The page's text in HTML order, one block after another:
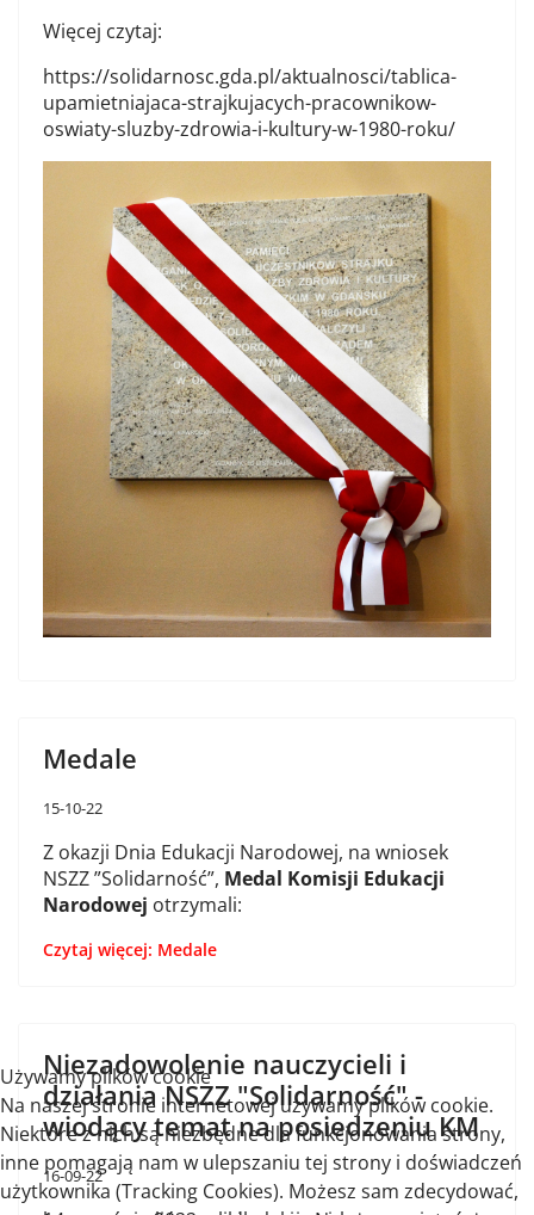
Więcej czytaj:
https://solidarnosc.gda.pl/aktualnosci/tablica-
upamietniajaca-strajkujacych-pracownikow-
oswiaty-sluzby-zdrowia-i-kultury-w-1980-roku/
Medale
15-10-22
Z okazji Dnia Edukacji Narodowej, na wniosek
NSZZ ”Solidarność”, Medal Komisji Edukacji
Narodowej otrzymali:
Czytaj więcej: Medale
Niezadowolenie nauczycieli i
działania NSZZ "Solidarność" -
wiodący temat na posiedzeniu KM
16-09-22
Używamy plików cookie
Na naszej stronie internetowej używamy plików cookie.
Niektóre z nich są niezbędne dla funkcjonowania strony,
inne pomagają nam w ulepszaniu tej strony i doświadczeń
użytkownika (Tracking Cookies). Możesz sam zdecydować,